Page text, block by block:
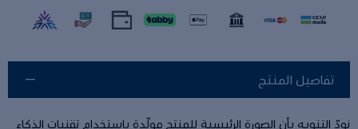
تفاصيل المنتج
نودّ التنويه بأن الصورة الرئيسية للمنتج مولّدة باستخدام تقنيات الذكاء